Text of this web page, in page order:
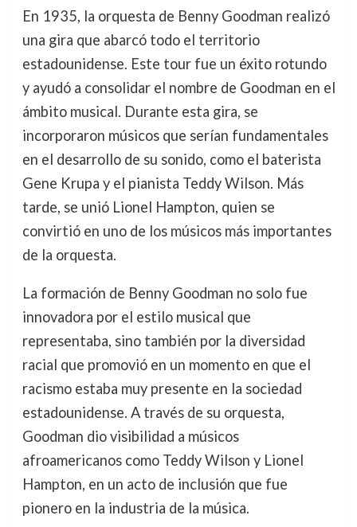
En 1935, la orquesta de Benny Goodman realizó
una gira que abarcó todo el territorio
estadounidense. Este tour fue un éxito rotundo
y ayudó a consolidar el nombre de Goodman en el
ámbito musical. Durante esta gira, se
incorporaron músicos que serían fundamentales
en el desarrollo de su sonido, como el baterista
Gene Krupa y el pianista Teddy Wilson. Más
tarde, se unió Lionel Hampton, quien se
convirtió en uno de los músicos más importantes
de la orquesta.
La formación de Benny Goodman no solo fue
innovadora por el estilo musical que
representaba, sino también por la diversidad
racial que promovió en un momento en que el
racismo estaba muy presente en la sociedad
estadounidense. A través de su orquesta,
Goodman dio visibilidad a músicos
afroamericanos como Teddy Wilson y Lionel
Hampton, en un acto de inclusión que fue
pionero en la industria de la música.